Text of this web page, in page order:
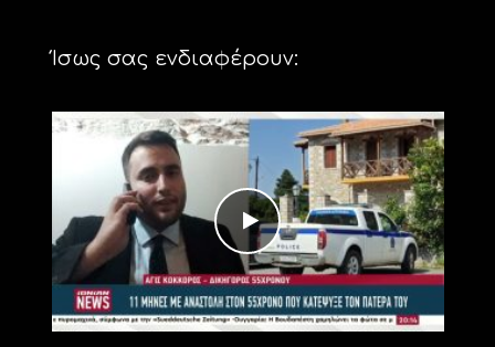
Ίσως σας ενδιαφέρουν: